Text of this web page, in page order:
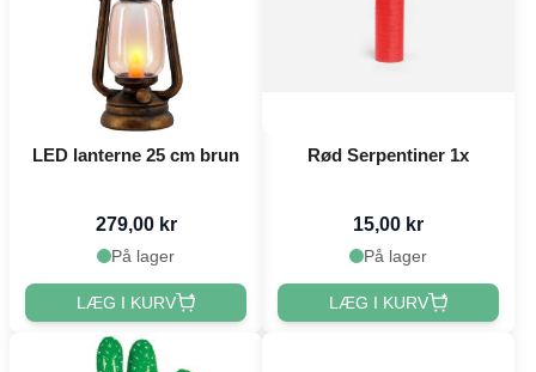
LED lanterne 25 cm brun
279,00 kr
På lager
LÆG I KURV
Rød Serpentiner 1x
15,00 kr
På lager
LÆG I KURV